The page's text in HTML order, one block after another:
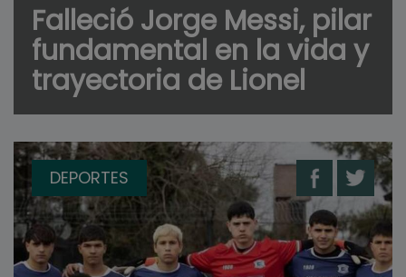
Falleció Jorge Messi, pilar
fundamental en la vida y
trayectoria de Lionel
DEPORTES